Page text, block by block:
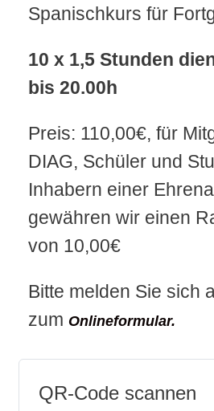
Spanischkurs für
10 x 1,5 Stunden
bis 20.00h
Preis: 110,00€, für
DIAG, Schüler und
Inhabern einer
gewähren wir einen
von 10,00€
Bitte melden Sie sich
zum Onlineformular.
QR-Code scannen